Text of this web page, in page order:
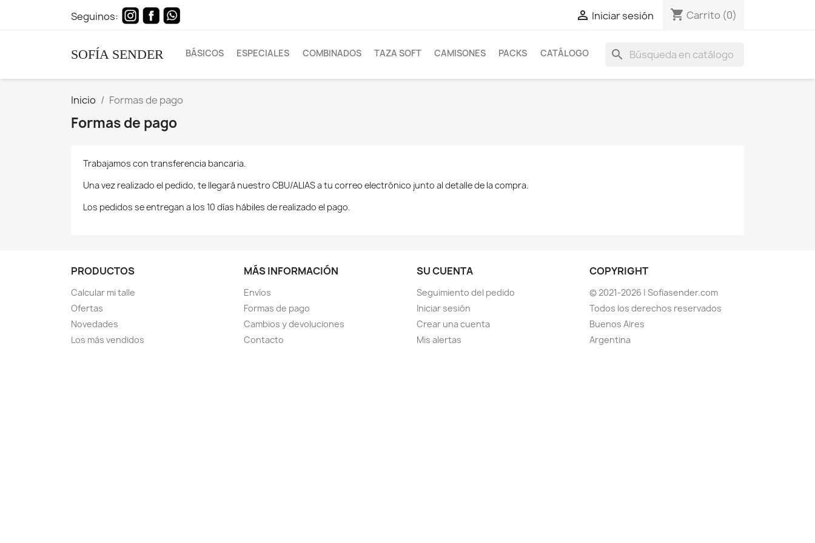
Seguinos:  Iniciar sesión shopping_cart Carrito (0)
SOFÍA SENDER BÁSICOS ESPECIALES COMBINADOS TAZA SOFT CAMISONES PACKS CATÁLOGO search
Inicio Formas de pago
Formas de pago
Trabajamos con transferencia bancaria.
Una vez realizado el pedido, te llegará nuestro CBU/ALIAS a tu correo electrónico junto al detalle de la compra.
Los pedidos se entregan a los 10 días hábiles de realizado el pago.
PRODUCTOS
Calcular mi talle
Ofertas
Novedades
Los más vendidos
MÁS INFORMACIÓN
Envíos
Formas de pago
Cambios y devoluciones
Contacto
SU CUENTA
Seguimiento del pedido
Iniciar sesión
Crear una cuenta
Mis alertas
COPYRIGHT
© 2021-2026 | Sofiasender.com
Todos los derechos reservados
Buenos Aires
Argentina